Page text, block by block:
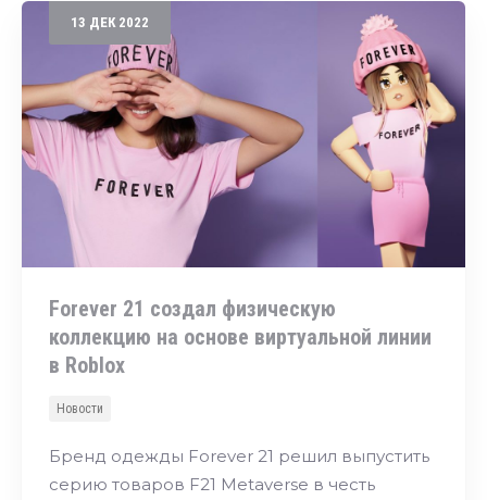
13 ДЕК 2022
Forever 21 создал физическую
коллекцию на основе виртуальной линии
в Roblox
Новости
Бренд одежды Forever 21 решил выпустить
серию товаров F21 Metaverse в честь